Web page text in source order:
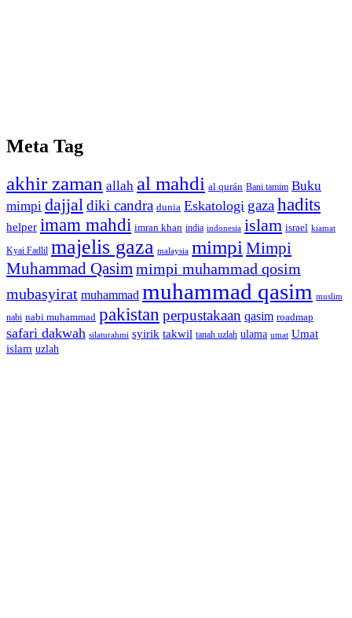
Meta Tag
akhir zaman allah al mahdi al qurán Bani tamim Buku
mimpi dajjal diki candra dunia Eskatologi gazahadits
helper imam mahdi imran khan india indonesia islam israel kiamat
Kyai Fadlil majelis gaza malaysia mimpi Mimpi
Muhammad Qasim mimpi muhammad qosim
mubasyirat muhammad muhammad qasim muslim
nabi nabi muhammad pakistan perpustakaan qasim roadmap
safari dakwah silaturahmi syirik takwil tanah uzlah ulama umat Umat
islam uzlah